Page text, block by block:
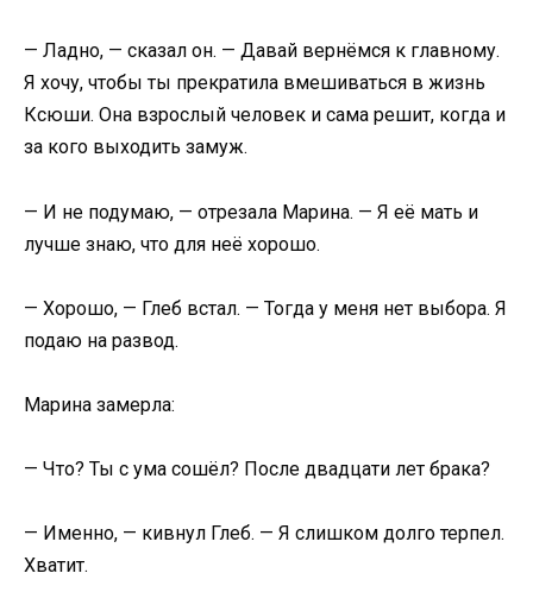
— Ладно, — сказал он. — Давай вернёмся к главному.
Я хочу, чтобы ты прекратила вмешиваться в жизнь
Ксюши. Она взрослый человек и сама решит, когда и
за кого выходить замуж.
— И не подумаю, — отрезала Марина. — Я её мать и
лучше знаю, что для неё хорошо.
— Хорошо, — Глеб встал. — Тогда у меня нет выбора. Я
подаю на развод.
Марина замерла:
— Что? Ты с ума сошёл? После двадцати лет брака?
— Именно, — кивнул Глеб. — Я слишком долго терпел.
Хватит.